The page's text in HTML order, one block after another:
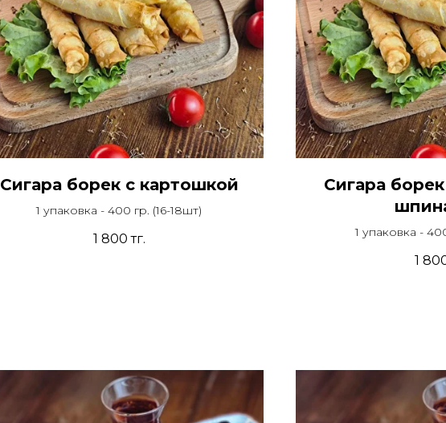
Сигара борек с картошкой
1 упаковка - 400 гр. (16-18шт)
1 800 тг.
Сигара
1 упаковка -
1